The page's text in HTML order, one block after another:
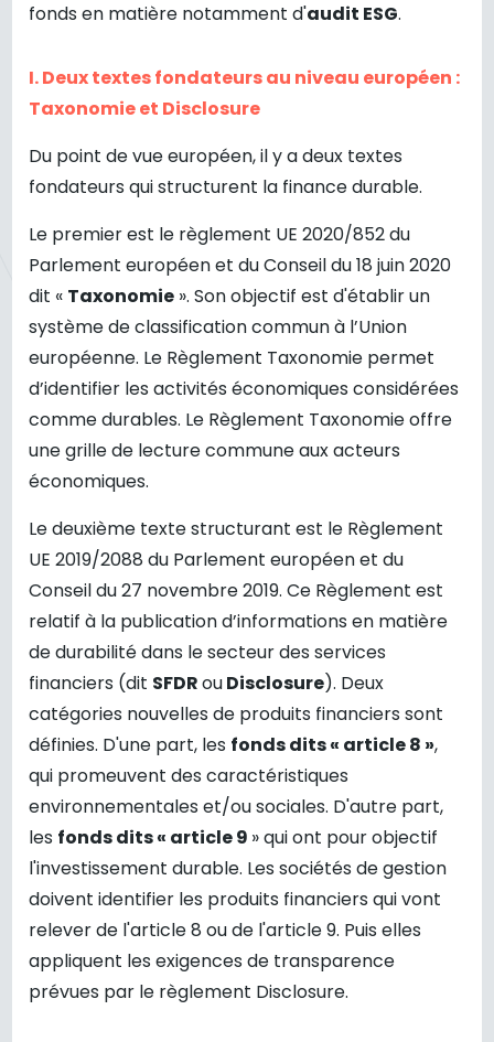
fonds en matière notamment d'audit ESG.
I. Deux textes fondateurs au niveau européen :
Taxonomie et Disclosure
Du point de vue européen, il y a deux textes
fondateurs qui structurent la finance durable.
Le premier est le règlement UE 2020/852 du
Parlement européen et du Conseil du 18 juin 2020
dit « Taxonomie ». Son objectif est d'établir un
système de classification commun à l’Union
européenne. Le Règlement Taxonomie permet
d’identifier les activités économiques considérées
comme durables. Le Règlement Taxonomie offre
une grille de lecture commune aux acteurs
économiques.
Le deuxième texte structurant est le Règlement
UE 2019/2088 du Parlement européen et du
Conseil du 27 novembre 2019. Ce Règlement est
relatif à la publication d’informations en matière
de durabilité dans le secteur des services
financiers (dit SFDRouDisclosure). Deux
catégories nouvelles de produits financiers sont
définies. D'une part, les fonds dits « article 8 »,
qui promeuvent des caractéristiques
environnementales et/ou sociales. D'autre part,
les fonds dits « article 9 » qui ont pour objectif
l'investissement durable. Les sociétés de gestion
doivent identifier les produits financiers qui vont
relever de l'article 8 ou de l'article 9. Puis elles
appliquent les exigences de transparence
prévues par le règlement Disclosure.